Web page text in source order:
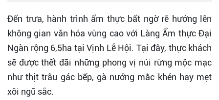
Đến trưa, hành trình ẩm thực bất ngờ rẽ hướng lên
không gian văn hóa vùng cao với Làng Ẩm thực Đại
Ngàn rộng 6,5ha tại Vịnh Lễ Hội. Tại đây, thực khách
sẽ được thết đãi những phong vị núi rừng mộc mạc
như thịt trâu gác bếp, gà nướng mắc khén hay mẹt
xôi ngũ sắc.